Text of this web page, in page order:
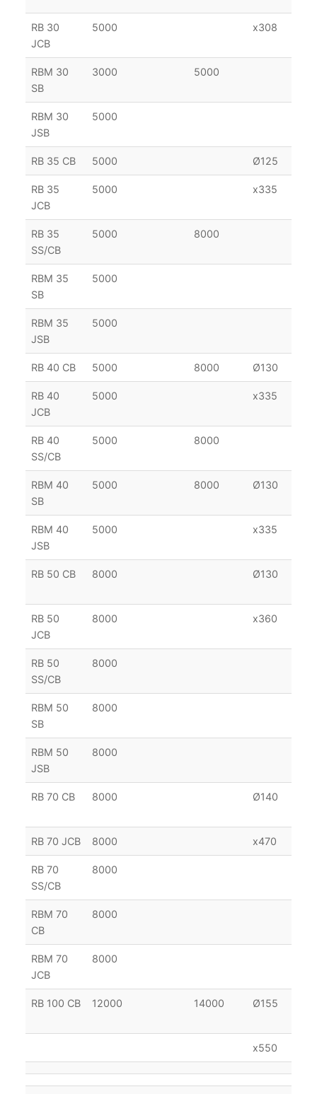
RB 30
JCB
5000 x308
RBM 30
SB
3000 5000
RBM 30
JSB
5000
RB 35 CB 5000 Ø125
RB 35
JCB
5000 x335
RB 35
SS/CB
5000 8000
RBM 35
SB
5000
RBM 35
JSB
5000
RB 40 CB 5000 8000 Ø130
RB 40
JCB
5000 x335
RB 40
SS/CB
5000 8000
RBM 40
SB
5000 8000 Ø130
RBM 40
JSB
5000 x335
RB 50 CB 8000 Ø130
RB 50
JCB
8000 x360
RB 50
SS/CB
8000
RBM 50
SB
8000
RBM 50
JSB
8000
RB 70 CB 8000 Ø140
RB 70 JCB 8000 x470
RB 70
SS/CB
8000
RBM 70
CB
8000
RBM 70
JCB
8000
RB 100 CB 12000 14000 Ø155
x550